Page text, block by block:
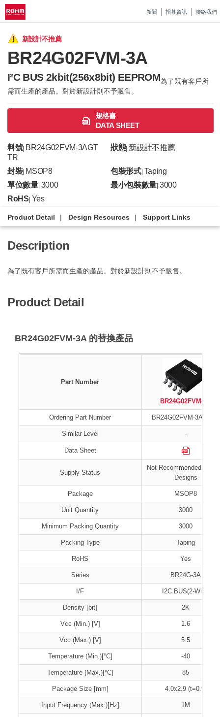
新聞 招募資訊 聯絡我們
新設計不推薦
BR24G02FVM-3A
I²C BUS 2kbit(256x8bit) EEPROM為了既有客戶所
需而生產的產品。對於新設計則不予販售。
規格書
DATA SHEET
料號| BR24G02FVM-3AGT
TR
狀態| 新設計不推薦
封裝| MSOP8 包裝形式| Taping
單位數量| 3000 最小包裝數量 |3000
RoHS Yes
Product Detail Design Resources Support Links
Description
為了既有客戶所需而生產的產品。對於新設計則不予販售。
Product Detail
BR24G02FVM-3A 的替換產品
Part Number
BR24G02FVM-3A
Ordering Part Number BR24G02FVM-3AGTTR
Similar Level -
Data Sheet
Supply Status
Not Recommended for
Designs
Package MSOP8
Unit Quantity 3000
Minimum Packing Quantity 3000
Packing Type Taping
RoHS Yes
Series BR24G-3A
I/F I2C BUS(2-Wire)
Density [bit] 2K
Vcc (Min.) [V] 1.6
Vcc (Max.) [V] 5.5
Temperature (Min.)[°C] -40
Temperature (Max.)[°C] 85
Package Size [mm] 4.0x2.9 (t=0.9)
Input Frequency (Max.)[Hz] 1M